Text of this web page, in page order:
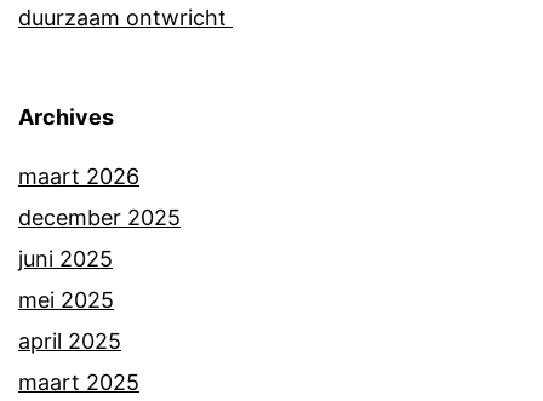
duurzaam ontwricht
Archives
maart 2026
december 2025
juni 2025
mei 2025
april 2025
maart 2025